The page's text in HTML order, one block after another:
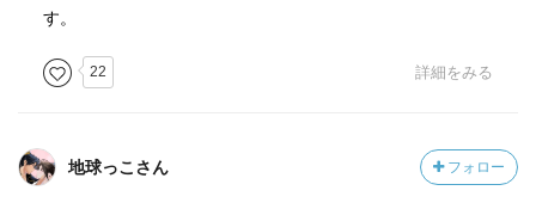
す。
22 詳細をみる
地球っこさん フォロー